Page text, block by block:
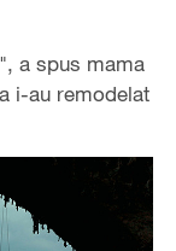
a spus mama
i-au remodelat